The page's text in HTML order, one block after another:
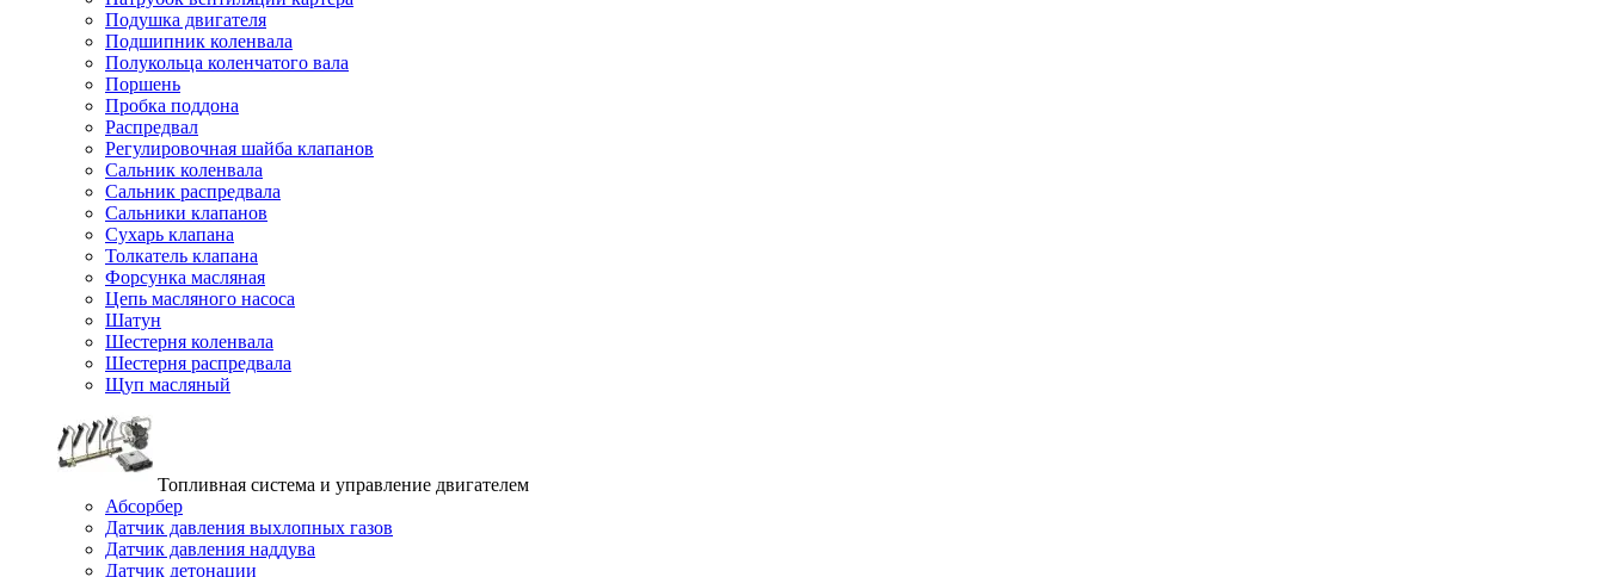
Подушка двигателя
Подшипник коленвала
Полукольца коленчатого вала
Поршень
Пробка поддона
Распредвал
Регулировочная шайба клапанов
Сальник коленвала
Сальник распредвала
Сальники клапанов
Сухарь клапана
Толкатель клапана
Форсунка масляная
Цепь масляного насоса
Шатун
Шестерня коленвала
Шестерня распредвала
Щуп масляный
Топливная система и управление двигателем
Абсорбер
Датчик давления выхлопных газов
Датчик давления наддува
Датчик детонации